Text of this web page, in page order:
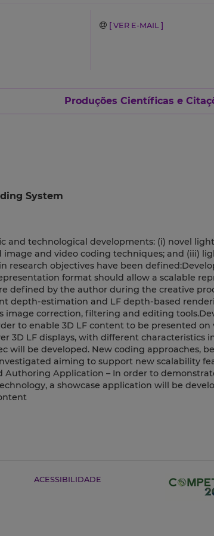
[ VER E-MAIL ]
Produções Científicas e
System
and technological developments: (i) novel
image and video coding techniques; and (iii)
research objectives have been
format should allow a scalable
defined by the author during the creative
depth-estimation and LF depth-based
image correction, filtering and editing
to enable 3D LF content to be presented on
3D LF displays, with different characteristics
will be developed. New coding approaches,
aiming to support new scalability
Authoring Application – In order to
a showcase application will be
ACESSIBILIDADE